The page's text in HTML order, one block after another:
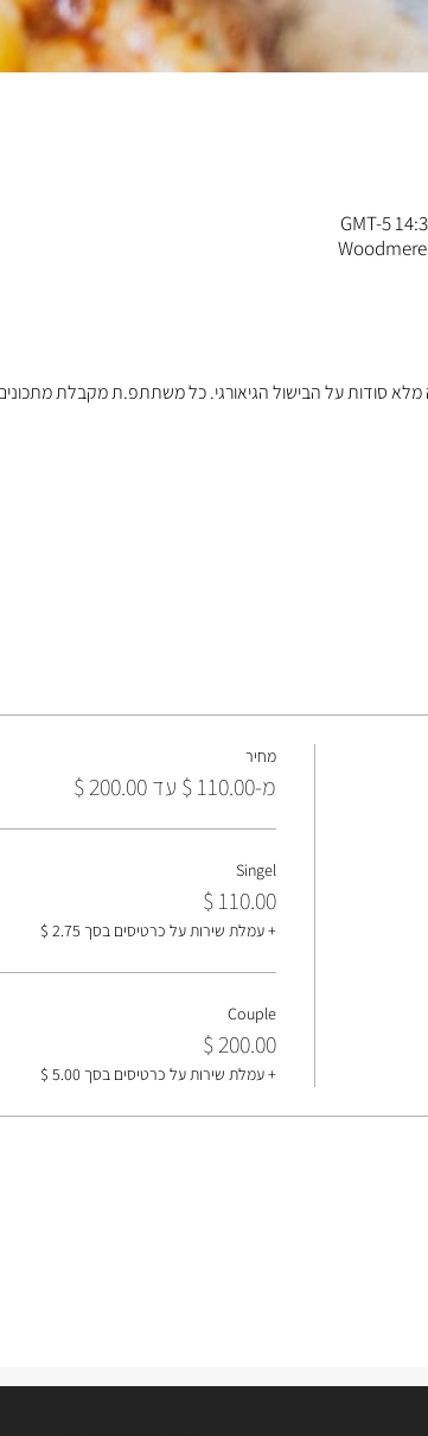
סודות על הבישול הגיאורגי. כל משתתפ.ת מקבלת
מחיר
מ-‏110.00 ‏$ עד ‏200.00 ‏$
Singel
+ עמלת שירות על כרטיסים בסך ‏2.75 ‏$
Couple
+ עמלת שירות על כרטיסים בסך ‏5.00 ‏$